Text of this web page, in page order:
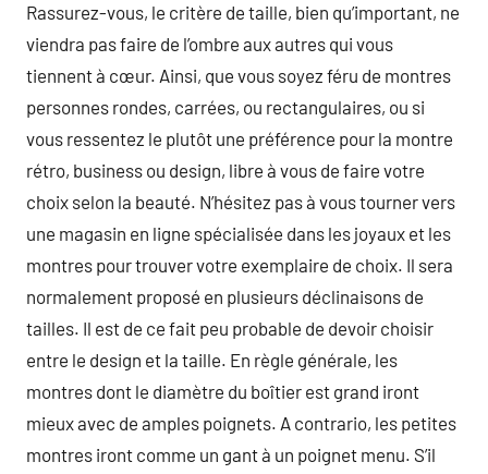
Rassurez-vous, le critère de taille, bien qu’important, ne
viendra pas faire de l’ombre aux autres qui vous
tiennent à cœur. Ainsi, que vous soyez féru de montres
personnes rondes, carrées, ou rectangulaires, ou si
vous ressentez le plutôt une préférence pour la montre
rétro, business ou design, libre à vous de faire votre
choix selon la beauté. N’hésitez pas à vous tourner vers
une magasin en ligne spécialisée dans les joyaux et les
montres pour trouver votre exemplaire de choix. Il sera
normalement proposé en plusieurs déclinaisons de
tailles. Il est de ce fait peu probable de devoir choisir
entre le design et la taille. En règle générale, les
montres dont le diamètre du boîtier est grand iront
mieux avec de amples poignets. A contrario, les petites
montres iront comme un gant à un poignet menu. S’il